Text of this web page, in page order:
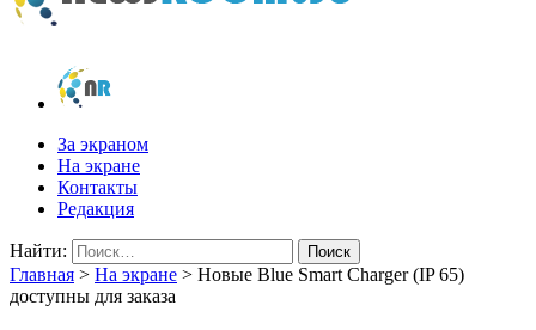
newsroom.su
Новости о новостях
За экраном
На экране
Контакты
Редакция
Найти:
Главная > На экране > Новые Blue Smart Charger (IP 65)
доступны для заказа